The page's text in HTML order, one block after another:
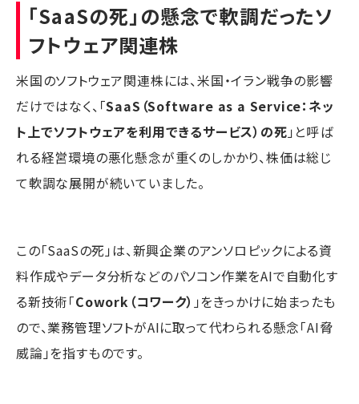
「SaaSの死」の懸念で軟調だったソ
フトウェア関連株
米国のソフトウェア関連株には、米国・イラン戦争の影響
だけではなく、「SaaS（Software as a Service：ネッ
ト上でソフトウェアを利用できるサービス）の死 」と呼ば
れる経営環境の悪化懸念が重くのしかかり、株価は総じ
て軟調な展開が続いていました。
この「SaaSの死」は、新興企業のアンソロピックによる資
料作成やデータ分析などのパソコン作業をAIで自動化す
る新技術「Cowork（コワーク） 」をきっかけに始まったも
ので、業務管理ソフトがAIに取って代わられる懸念「AI脅
威論」を指すものです。